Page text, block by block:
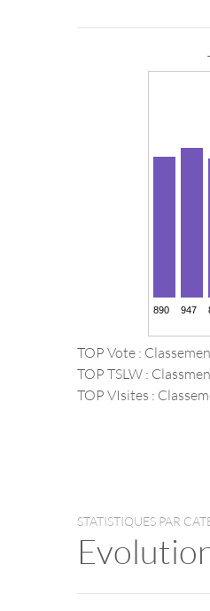
TOP Vote :
TOP TSLW :
TOP VIsites :
STATISTIQUES PAR